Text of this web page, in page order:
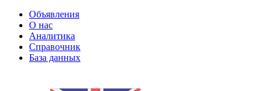
Объявления
О нас
Аналитика
Справочник
База данных